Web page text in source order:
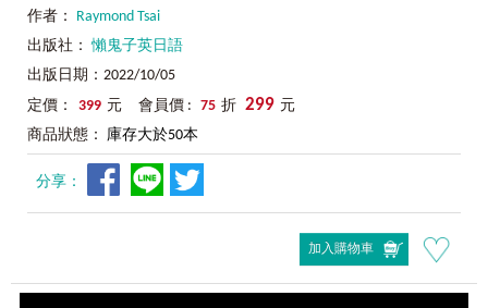
作者： Raymond Tsai
出版社：懶鬼子英日語
出版日期：2022/10/05
定價：
399 元 會員價 : 75 折 299 元
商品狀態： 庫存大於50本
分享：
加入購物車